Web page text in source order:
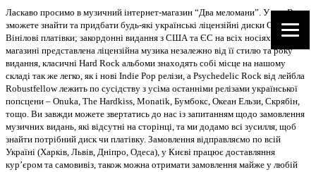
Ласкаво просимо в музичний інтернет-магазин “Два меломани”. У нас Ви
зможете знайти та придбати будь-які українські ліцензійні диски CD, DVD,
Вінілові платівки; закордонні видання з США та ЄС на всіх носіях. В
магазині представлена ліцензійна музика незалежно від її стилю та року
видання, класичні Hard Rock альбоми знаходять собі місце на нашому
складі так же легко, як і нові Indie Pop релізи, а Psychedelic Rock від лейбла
Robustfellow лежить по сусідству з усіма останніми релізами української
попсцени – Onuka, The Hardkiss, Monatik, Бумбокс, Океан Ельзи, Скрябін,
тощо. Ви завжди можете звертатись до нас із запитанням щодо замовлення
музичних видань, які відсутні на сторінці, та ми додамо всі зусилля, щоб
знайти потрібний диск чи платівку. Замовлення відправляємо по всій
Україні (Харків, Львів, Дніпро, Одеса), у Києві працює доставляння
кур’єром та самовивіз, також можна отримати замовлення майже у любій